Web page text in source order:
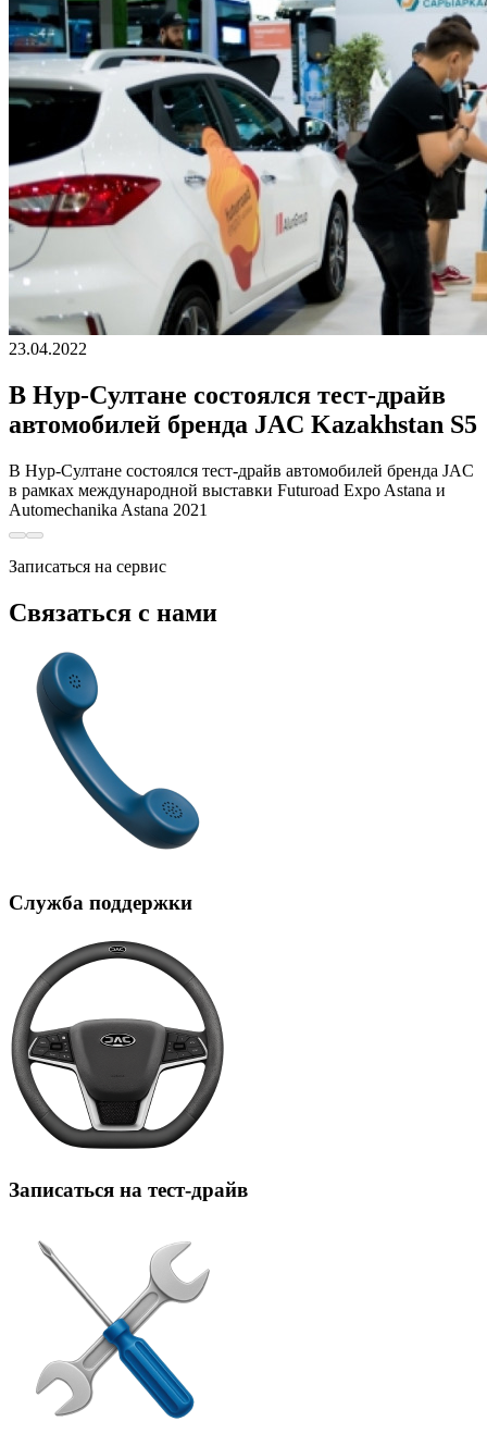
23.04.2022
В Нур-Cултане состоялся тест-драйв
автомобилей бренда JAC Kazakhstan S5
В Нур-Cултане состоялся тест-драйв автомобилей бренда JAC
в рамках международной выставки Futuroad Expo Astana и
Automechanika Astana 2021
Записаться на сервис
Связаться с нами
Служба поддержки
Записаться на тест-драйв